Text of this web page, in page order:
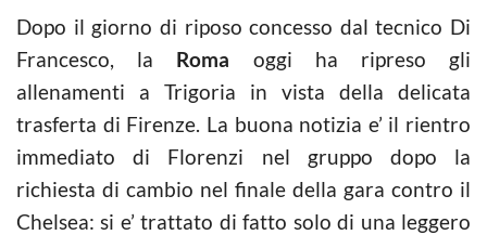
Dopo il giorno di riposo concesso dal tecnico Di
Francesco, la Roma oggi ha ripreso gli
allenamenti a Trigoria in vista della delicata
trasferta di Firenze. La buona notizia e’ il rientro
immediato di Florenzi nel gruppo dopo la
richiesta di cambio nel finale della gara contro il
Chelsea: si e’ trattato di fatto solo di una leggero